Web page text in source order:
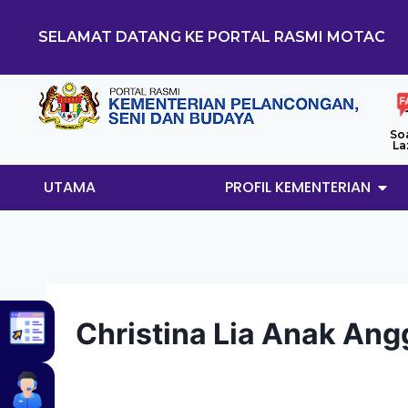
SELAMAT DATANG KE PORTAL RASMI MOTAC
UTAMA PROFIL KEMENTERIAN
Christina Lia Anak